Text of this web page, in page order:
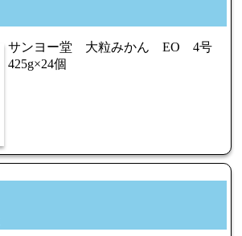
サンヨー堂 大粒みかん EO 4号
425g×24個